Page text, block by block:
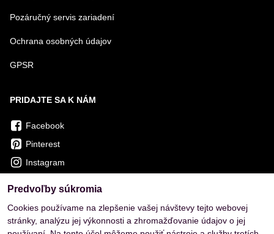
Pozáručný servis zariadení
Ochrana osobných údajov
GPSR
PRIDAJTE SA K NÁM
Facebook
Pinterest
Instagram
Predvoľby súkromia
Cookies používame na zlepšenie vašej návštevy tejto webovej
stránky, analýzu jej výkonnosti a zhromažďovanie údajov o jej